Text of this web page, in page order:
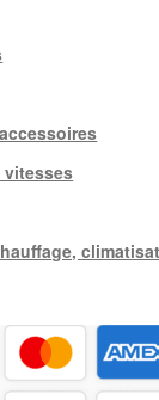
vitesses